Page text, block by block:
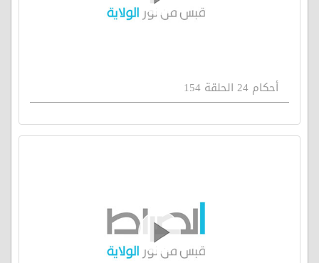
أحكام 24 الحلقة 154